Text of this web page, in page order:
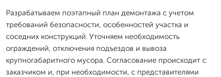
Разрабатываем поэтапный план демонтажа с учетом
требований безопасности, особенностей участка и
соседних конструкций. Уточняем необходимость
ограждений, отключения подъездов и вывоза
крупногабаритного мусора. Согласование происходит с
заказчиком и, при необходимости, с представителями